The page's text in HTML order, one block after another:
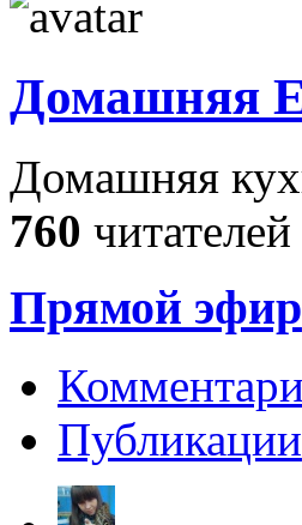
Домашняя
Домашняя
760 читателей
Прямой эфир
Публикации